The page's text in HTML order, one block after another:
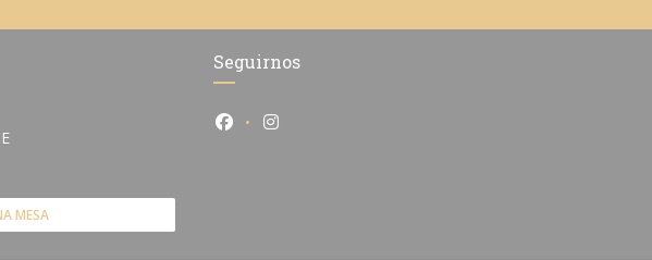
((abre en una nueva ventana))
MESA
Seguirnos
Facebook ((abre en una nueva ventana))
Instagram ((abre en una nueva ventana))